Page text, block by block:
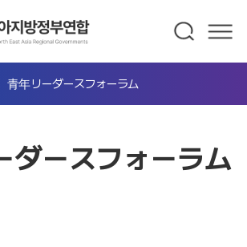
青年リーダースフォーラム
ダースフォーラム